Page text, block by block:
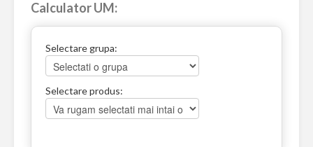
Calculator UM:
Selectare grupa:
Selectare produs: